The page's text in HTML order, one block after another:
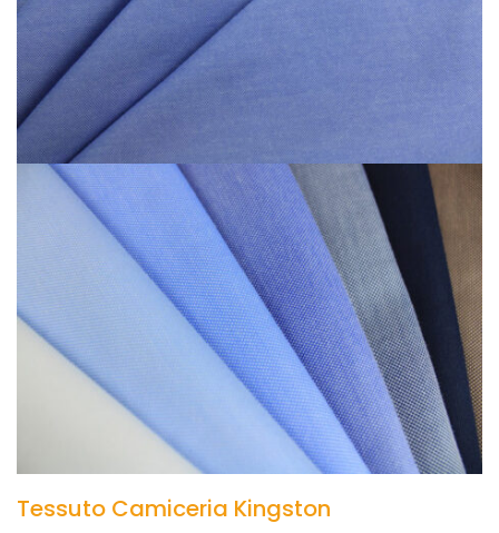
Tessuto Camiceria Kingston